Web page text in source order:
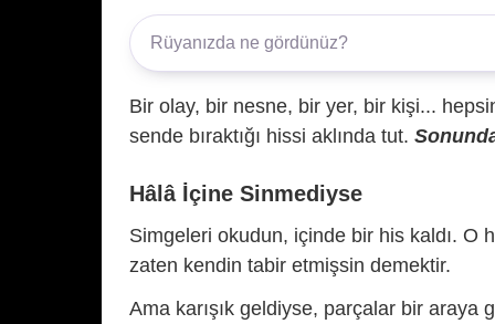
Bir olay, bir nesne, bir yer, bir kişi...
sende bıraktığı hissi aklında tut.
Hâlâ İçine Sinmediyse
Simgeleri okudun, içinde bir his kaldı. O
zaten kendin tabir etmişsin demektir.
Ama karışık geldiyse, parçalar bir araya